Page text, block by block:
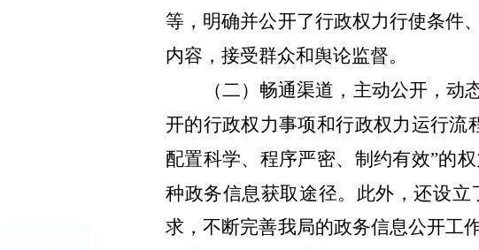
等，明确并公开了行政权力行使条件
内容，接受群众和舆论监督。
（二）畅通渠道，主动公开，动
开的行政权力事项和行政权力运行流
配置科学、程序严密、制约有效”的
种政务信息获取途径。此外，还设
求，不断完善我局的政务信息公开工